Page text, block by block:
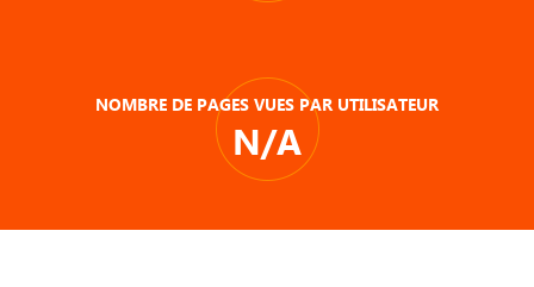
NOMBRE DE PAGES VUES PAR UTILISATEUR
N/A